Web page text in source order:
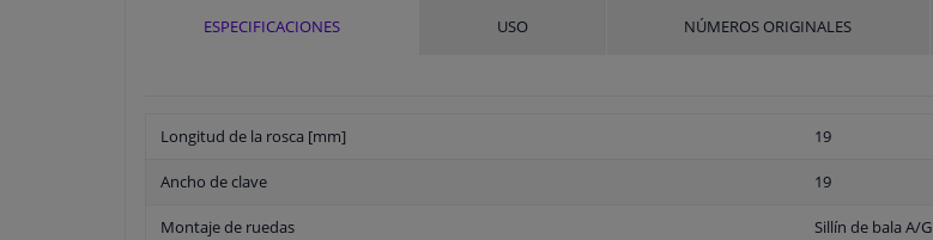
ESPECIFICACIONES USO NÚMEROS ORIGINALES
Longitud de la rosca [mm] 19
Ancho de clave 19
Montaje de ruedas Sillín de bala A/G